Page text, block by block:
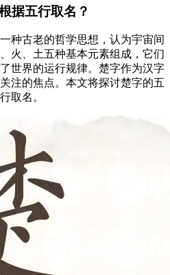
据五行取名？
种古老的哲学思想，认为宇宙间
火、土五种基本元素组成，它们
世界的运行规律。楚字作为汉字
注的焦点。本文将探讨楚字的五
取名。